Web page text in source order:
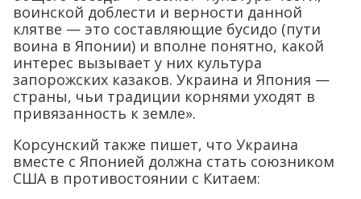
воинской доблести и верности данной
клятве — это составляющие бусидо (пути
воина в Японии) и вполне понятно, какой
интерес вызывает у них культура
запорожских казаков. Украина и Япония —
страны, чьи традиции корнями уходят в
привязанность к земле».
Корсунский также пишет, что Украина
вместе с Японией должна стать союзником
США в противостоянии с Китаем: